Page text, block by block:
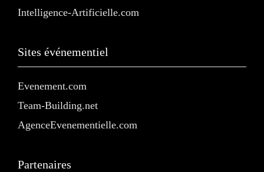
Intelligence-Artificielle.com
Sites événementiel
Evenement.com
Team-Building.net
AgenceEvenementielle.com
Partenaires